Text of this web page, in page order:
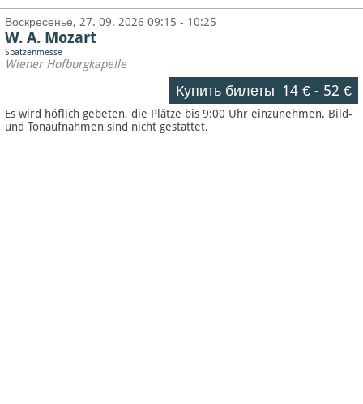
Воскресенье, 27. 09. 2026 09:15 - 10:25
W. A. Mozart
Spatzenmesse
Wiener Hofburgkapelle
Купить билеты 14 €- 52 €
Es wird höflich gebeten, die Plätze bis 9:00 Uhr einzunehmen. Bild-
und Tonaufnahmen sind nicht gestattet.